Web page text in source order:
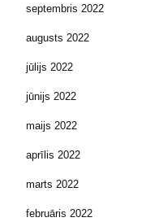
septembris 2022
augusts 2022
jūlijs 2022
jūnijs 2022
maijs 2022
aprīlis 2022
marts 2022
februāris 2022